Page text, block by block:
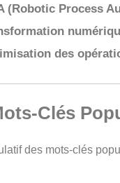
(Robotic Process
des
Clés
des mots-clés